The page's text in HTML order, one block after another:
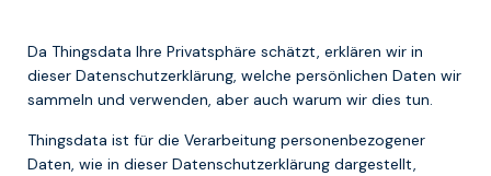
Da Thingsdata Ihre Privatsphäre schätzt, erklären wir in
dieser Datenschutzerklärung, welche persönlichen Daten wir
sammeln und verwenden, aber auch warum wir dies tun.
Thingsdata ist für die Verarbeitung personenbezogener
Daten, wie in dieser Datenschutzerklärung dargestellt,